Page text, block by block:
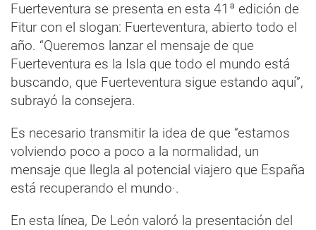
Fuerteventura se presenta en esta 41ª edición de
Fitur con el slogan: Fuerteventura, abierto todo el
año. “Queremos lanzar el mensaje de que
Fuerteventura es la Isla que todo el mundo está
buscando, que Fuerteventura sigue estando aquí”,
subrayó la consejera.
Es necesario transmitir la idea de que “estamos
volviendo poco a poco a la normalidad, un
mensaje que llegla al potencial viajero que España
está recuperando el mundo·.
En esta línea, De León valoró la presentación del